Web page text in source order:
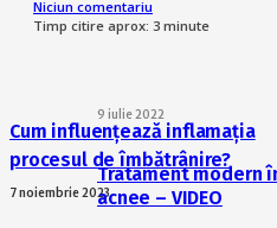
9 iulie 2022
Tratament modern
acnee – VIDEO
Niciun comentariu
Timp citire aprox: 3 minute
Cum influențează inflamația
procesul de îmbătrânire?
7 noiembrie 2023